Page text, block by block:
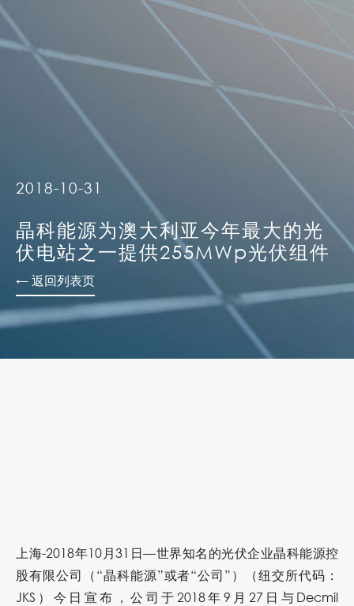
2018-10-31
晶科能源为澳大利亚今年最大的光
伏电站之一提供255MWp光伏组件
← 返回列表页
上海-2018年10月31日—世界知名的光伏企业晶科能源控
股有限公司（“晶科能源”或者“公司”）（纽交所代码：
JKS）今日宣布，公司于2018年9月27日与Decmil